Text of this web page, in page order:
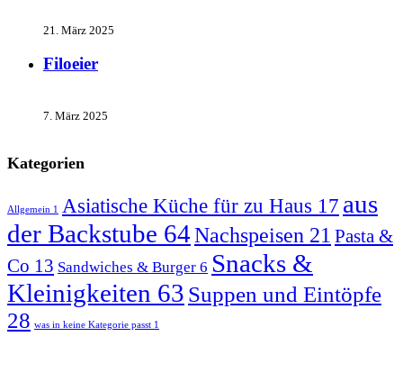
21. März 2025
Filoeier
7. März 2025
Kategorien
Allgemein 1 Asiatische Küche für zu Haus 17 aus
der Backstube 64Nachspeisen 21 Pasta &
Co 13 Sandwiches & Burger 6 Snacks &
Kleinigkeiten 63 Suppen und Eintöpfe
28 was in keine Kategorie passt 1